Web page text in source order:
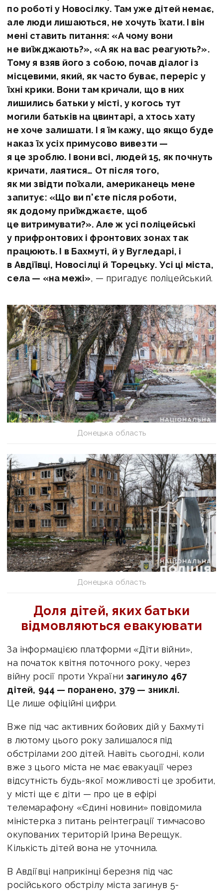
по роботі у Новосілку. Там уже дітей немає,
але люди лишаються, не хочуть їхати. І він
мені ставить питання: «А чому вони
не виїжджають?», «А як на вас реагують?».
Тому я взяв його з собою, почав діалог із
місцевими, який, як часто буває, переріс у
їхні крики. Вони там кричали, що в них
лишились батьки у місті, у когось тут
могили батьків на цвинтарі, а хтось хату
не хоче залишати. І я їм кажу, що якщо буде
наказ їх усіх примусово вивезти —
я це зроблю. І вони всі, людей 15, як почнуть
кричати, лаятися… От після того,
як ми звідти поїхали, американець мене
запитує: «Що ви п'єте після роботи,
як додому приїжджаєте, щоб
це витримувати?». Але ж усі поліцейські
у прифронтових і фронтових зонах так
працюють. І в Бахмуті, й у Вугледарі, і
в Авдіївці, Новосілці й Торецьку. Усі ці міста,
села — «на межі», — пригадує поліцейський.
Донецька область
Донецька область
Доля дітей, яких батьки
відмовляються евакуювати
За інформацією платформи «Діти війни»,
на початок квітня поточного року, через
війну росії проти України загинуло 467
дітей, 944 — поранено, 379 — зниклі.
Це лише офіційні цифри.
Вже під час активних бойових дій у Бахмуті
в лютому цього року залишалося під
обстрілами 200 дітей. Навіть сьогодні, коли
вже з цього міста не має евакуації через
відсутність будь-якої можливості це зробити,
у місті ще є діти — про це в ефірі
телемарафону «Єдині новини» повідомила
міністерка з питань реінтеграції тимчасово
окупованих територій Ірина Верещук.
Кількість дітей вона не уточнила.
В Авдіївці наприкінці березня під час
російського обстрілу міста загинув 5-